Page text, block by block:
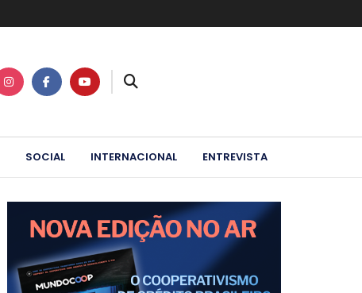
SOCIAL INTERNACIONAL ENTREVISTA